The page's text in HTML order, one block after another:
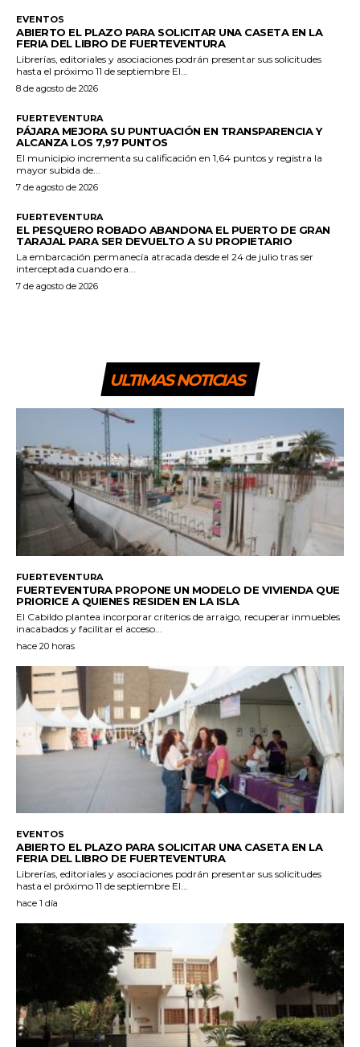
EVENTOS
ABIERTO EL PLAZO PARA SOLICITAR UNA CASETA EN LA
FERIA DEL LIBRO DE FUERTEVENTURA
Librerías, editoriales y asociaciones podrán presentar sus solicitudes
hasta el próximo 11 de septiembre El...
8 de agosto de 2026
FUERTEVENTURA
PÁJARA MEJORA SU PUNTUACIÓN EN TRANSPARENCIA Y
ALCANZA LOS 7,97 PUNTOS
El municipio incrementa su calificación en 1,64 puntos y registra la
mayor subida de...
7 de agosto de 2026
FUERTEVENTURA
EL PESQUERO ROBADO ABANDONA EL PUERTO DE GRAN
TARAJAL PARA SER DEVUELTO A SU PROPIETARIO
La embarcación permanecía atracada desde el 24 de julio tras ser
interceptada cuando era...
7 de agosto de 2026
ULTIMAS NOTICIAS
FUERTEVENTURA
FUERTEVENTURA PROPONE UN MODELO DE VIVIENDA QUE
PRIORICE A QUIENES RESIDEN EN LA ISLA
El Cabildo plantea incorporar criterios de arraigo, recuperar inmuebles
inacabados y facilitar el acceso...
hace 20 horas
EVENTOS
ABIERTO EL PLAZO PARA SOLICITAR UNA CASETA EN LA
FERIA DEL LIBRO DE FUERTEVENTURA
Librerías, editoriales y asociaciones podrán presentar sus solicitudes
hasta el próximo 11 de septiembre El...
hace 1 día